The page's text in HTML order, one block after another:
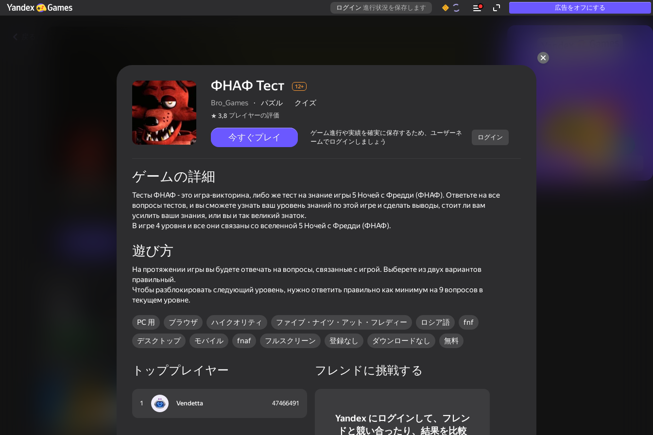
ログイン 進行状況を保存します 広告をオフにする
50以上のトップゲーム。
プレイヤーの評価 12+
Bro_Games
Original
61 69
animatronics!
52 16+
ФНАФ Тест 12+
Bro_Games · パズル クイズ
3,8 プレイヤーの評価
今すぐプレイ
ゲーム進行や実績を確実に保存するため、ユーザーネ
ームでログインしましょう
ログイン
ゲームの詳細
Тесты ФНАФ - это игра-викторина, либо же тест на знание игры 5 Ночей с Фредди (ФНАФ). Ответьте на все
вопросы тестов, и вы сможете узнать ваш уровень знаний по этой игре и сделать выводы, стоит ли вам
усилить ваши знания, или вы и так великий знаток.
В игре 4 уровня и все они связаны со вселенной 5 Ночей с Фредди (ФНАФ).
遊び方
На протяжении игры вы будете отвечать на вопросы, связанные с игрой. Выберете из двух вариантов
правильный.
Чтобы разблокировать следующий уровень, нужно ответить правильно как минимум на 9 вопросов в
текущем уровне.
PC 用 ブラウザ ハイクオリティ ファイブ・ナイツ・アット・フレディー ロシア語 fnf
デスクトップ モバイル fnaf フルスクリーン 登録なし ダウンロードなし 無料
トッププレイヤー
1 Vendetta 47466491
フレンドに挑戦する
Yandex にログインして、フレン
ドと競い合ったり、結果を比較